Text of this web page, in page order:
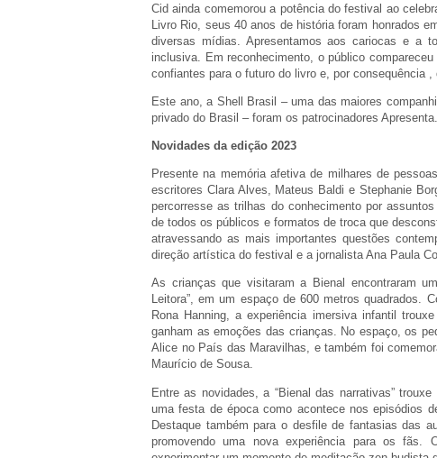
Cid ainda comemorou a potência do festival ao
Livro Rio, seus 40 anos de história foram honrados
diversas mídias. Apresentamos aos cariocas e a
inclusiva. Em reconhecimento, o público
confiantes para o futuro do livro e, por consequência ,
Este ano, a Shell Brasil – uma das maiores
privado do Brasil – foram os patrocinadores Apresenta.
Novidades da edição 2023
Presente na memória afetiva de milhares de
escritores Clara Alves, Mateus Baldi e Stephanie
percorresse as trilhas do conhecimento por
de todos os públicos e formatos de troca que
atravessando as mais importantes questões
direção artística do festival e a jornalista Ana Paula
As crianças que visitaram a Bienal encontraram
Leitora”, em um espaço de 600 metros quadrados.
Rona Hanning, a experiência imersiva infantil
ganham as emoções das crianças. No espaço, os
Alice no País das Maravilhas, e também foi
Maurício de Sousa.
Entre as novidades, a “Bienal das narrativas”
uma festa de época como acontece nos episódios
Destaque também para o desfile de fantasias das
promovendo uma nova experiência para os fãs.